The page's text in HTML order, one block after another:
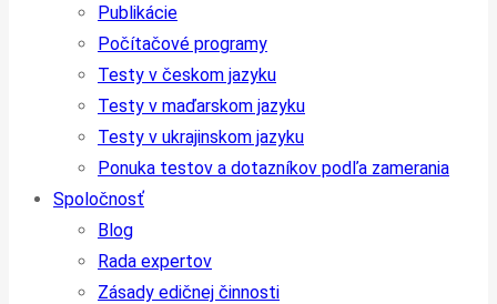
Publikácie
Počítačové programy
Testy v českom jazyku
Testy v maďarskom jazyku
Testy v ukrajinskom jazyku
Ponuka testov a dotazníkov podľa zamerania
Spoločnosť
Blog
Rada expertov
Zásady edičnej činnosti